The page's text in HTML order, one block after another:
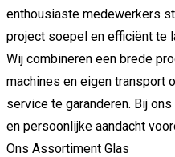
enthousiaste medewerkers
project soepel en efficiënt te
Wij combineren een brede
machines en eigen transport
service te garanderen. Bij
en persoonlijke aandacht
Ons Assortiment Glas